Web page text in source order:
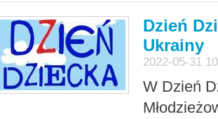
Dzień
Ukrainy
2022-05-31
W Dzień